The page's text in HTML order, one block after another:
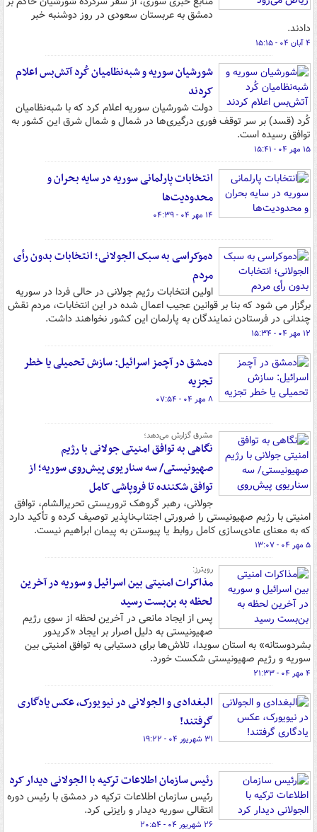
دمشق به عربستان سعودی در روز دوشنبه خبر
دادند.
۴ آبان ۰۴ - ۱۵:۱۵
شورشیان سوریه و شبه‌نظامیان کُرد آتش‌بس اعلام
کردند
دولت شورشیان سوریه اعلام کرد که با شبه‌نظامیان
کُرد (قسد) بر سر توقف فوری درگیری‌ها در شمال و شمال شرق این کشور به
توافق رسیده است.
۱۵ مهر ۰۴ - ۱۵:۴۱
انتخابات پارلمانی سوریه در سایه بحران و
محدودیت‌ها
۱۴ مهر ۰۴ - ۰۴:۳۹
دموکراسی به سبک الجولانی؛ انتخابات بدون رأی
مردم
اولین انتخابات رژیم جولانی در حالی فردا در سوریه
برگزار می شود که بنا بر قوانین عجیب اعمال شده در این انتخابات، مردم نقش
چندانی در فرستادن نمایندگان به پارلمان این کشور نخواهند داشت.
۱۲ مهر ۰۴ - ۱۵:۳۴
دمشق در آچمز اسرائیل: سازش تحمیلی یا خطر
تجزیه
۸ مهر ۰۴ - ۰۷:۵۴
مشرق گزارش می‌دهد؛
نگاهی به توافق امنیتی جولانی با رژیم
صهیونیستی/ سه سناریوی پیش‌روی سوریه؛ از
توافق شکننده تا فروپاشی کامل
جولانی، رهبر گروهک تروریستی تحریرالشام، توافق
امنیتی با رژیم صهیونیستی را ضرورتی اجتناب‌ناپذیر توصیف کرده و تأکید دارد
که به معنای عادی‌سازی کامل روابط یا پیوستن به پیمان ابراهیم نیست.
۵ مهر ۰۴ - ۱۳:۰۷
رویترز:
مذاکرات امنیتی بین اسرائیل و سوریه در آخرین
لحظه به بن‌بست رسید
پس از ایجاد مانعی در آخرین لحظه از سوی رژیم
صهیونیستی به دلیل اصرار بر ایجاد «کریدور
بشردوستانه» به استان سویدا، تلاش‌ها برای دستیابی به توافق امنیتی بین
سوریه و رژیم صهیونیستی شکست خورد.
۴ مهر ۰۴ - ۲۱:۳۳
البغدادی و الجولانی در نیویورک، عکس یادگاری
گرفتند!
۳۱ شهریور ۰۴ - ۱۹:۲۲
رئیس سازمان اطلاعات ترکیه با الجولانی دیدار کرد
رئیس سازمان اطلاعات ترکیه در دمشق با رئیس دوره
انتقالی سوریه دیدار و رایزنی کرد.
۲۶ شهریور ۰۴ - ۲۰:۵۴